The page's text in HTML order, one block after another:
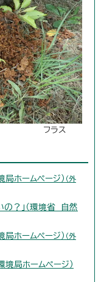
ホームページ） （外
？」（環境省 自然
ホームページ） （外
局ホームページ）